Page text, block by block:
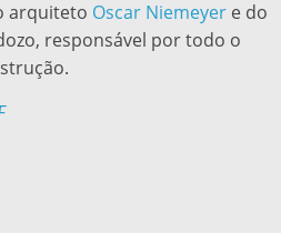
arquiteto Oscar Niemeyere do
responsável por todo o